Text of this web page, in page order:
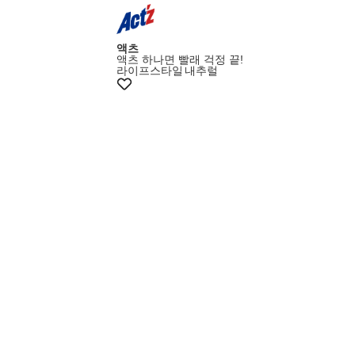
액츠
액츠 하나면 빨래 걱정 끝!
라이프스타일 내추럴